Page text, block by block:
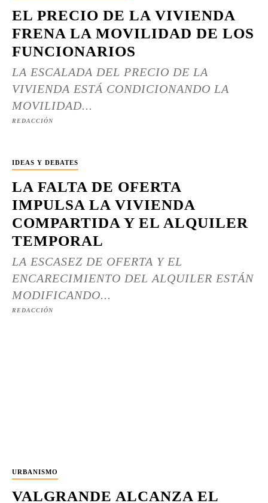
EL PRECIO DE LA VIVIENDA
FRENA LA MOVILIDAD DE LOS
FUNCIONARIOS
LA ESCALADA DEL PRECIO DE LA
VIVIENDA ESTÁ CONDICIONANDO LA
MOVILIDAD...
REDACCIÓN
IDEAS Y DEBATES
LA FALTA DE OFERTA
IMPULSA LA VIVIENDA
COMPARTIDA Y EL ALQUILER
TEMPORAL
LA ESCASEZ DE OFERTA Y EL
ENCARECIMIENTO DEL ALQUILER ESTÁN
MODIFICANDO...
REDACCIÓN
URBANISMO
VALGRANDE ALCANZA EL